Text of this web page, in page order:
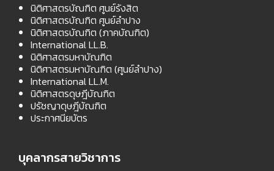
นิติศาสตรบัณฑิต ศูนย์รังสิต
นิติศาสตรบัณฑิต ศูนย์ลำปาง
นิติศาสตรบัณฑิต (ภาคบัณฑิต)
International LL.B.
นิติศาสตรมหาบัณฑิต
นิติศาสตรมหาบัณฑิต (ศูนย์ลำปาง)
International LL.M.
นิติศาสตรดุษฎีบัณฑิต
ปรัชญาดุษฎีบัณฑิต
ประกาศนียบัตร
บุคลากรสายวิชาการ